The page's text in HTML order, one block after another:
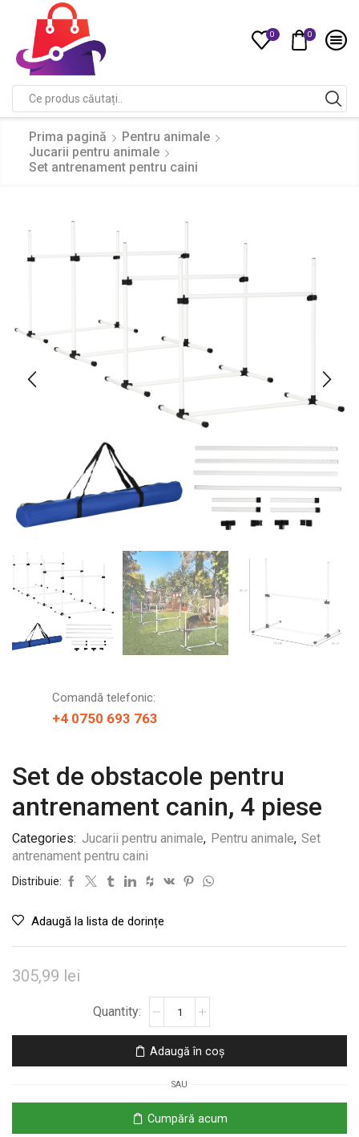
0 0
input
Prima pagină
Pentru animale
Jucarii pentru animale
Set antrenament pentru caini
Comandă telefonic:
+4 0750 693 763
Set de obstacole pentru
antrenament canin, 4 piese
Categories: Jucarii pentru animale, Pentru animale, Set
antrenament pentru caini
Distribuie:
Adaugă la lista de dorințe
305,99 lei
de
obstacole
antrenament
canin,
4
Adaugă în coș
SAU
Cumpără acum